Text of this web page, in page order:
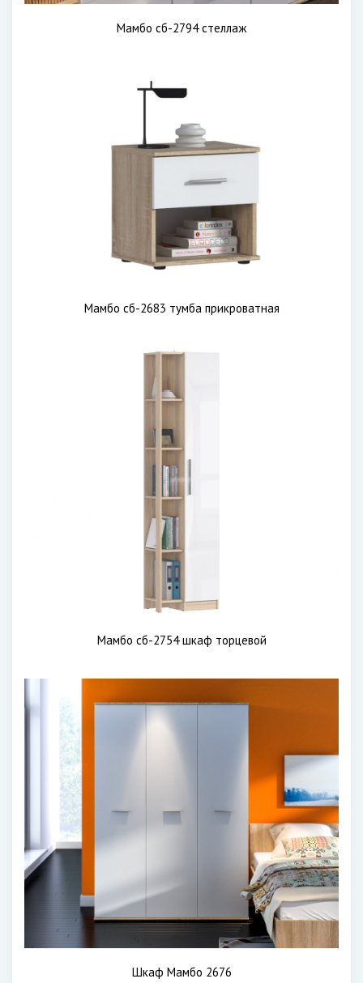
Мамбо сб-2794 стеллаж
Мамбо сб-2683 тумба прикроватная
Мамбо сб-2754 шкаф торцевой
Шкаф Мамбо 2676